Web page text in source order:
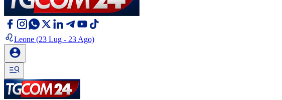
Leone (23 Lug - 23 Ago)